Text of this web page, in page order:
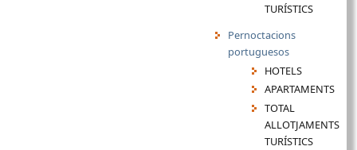
TURÍSTICS
Pernoctacions
portuguesos
HOTELS
APARTAMENTS
TOTAL
ALLOTJAMENTS
TURÍSTICS